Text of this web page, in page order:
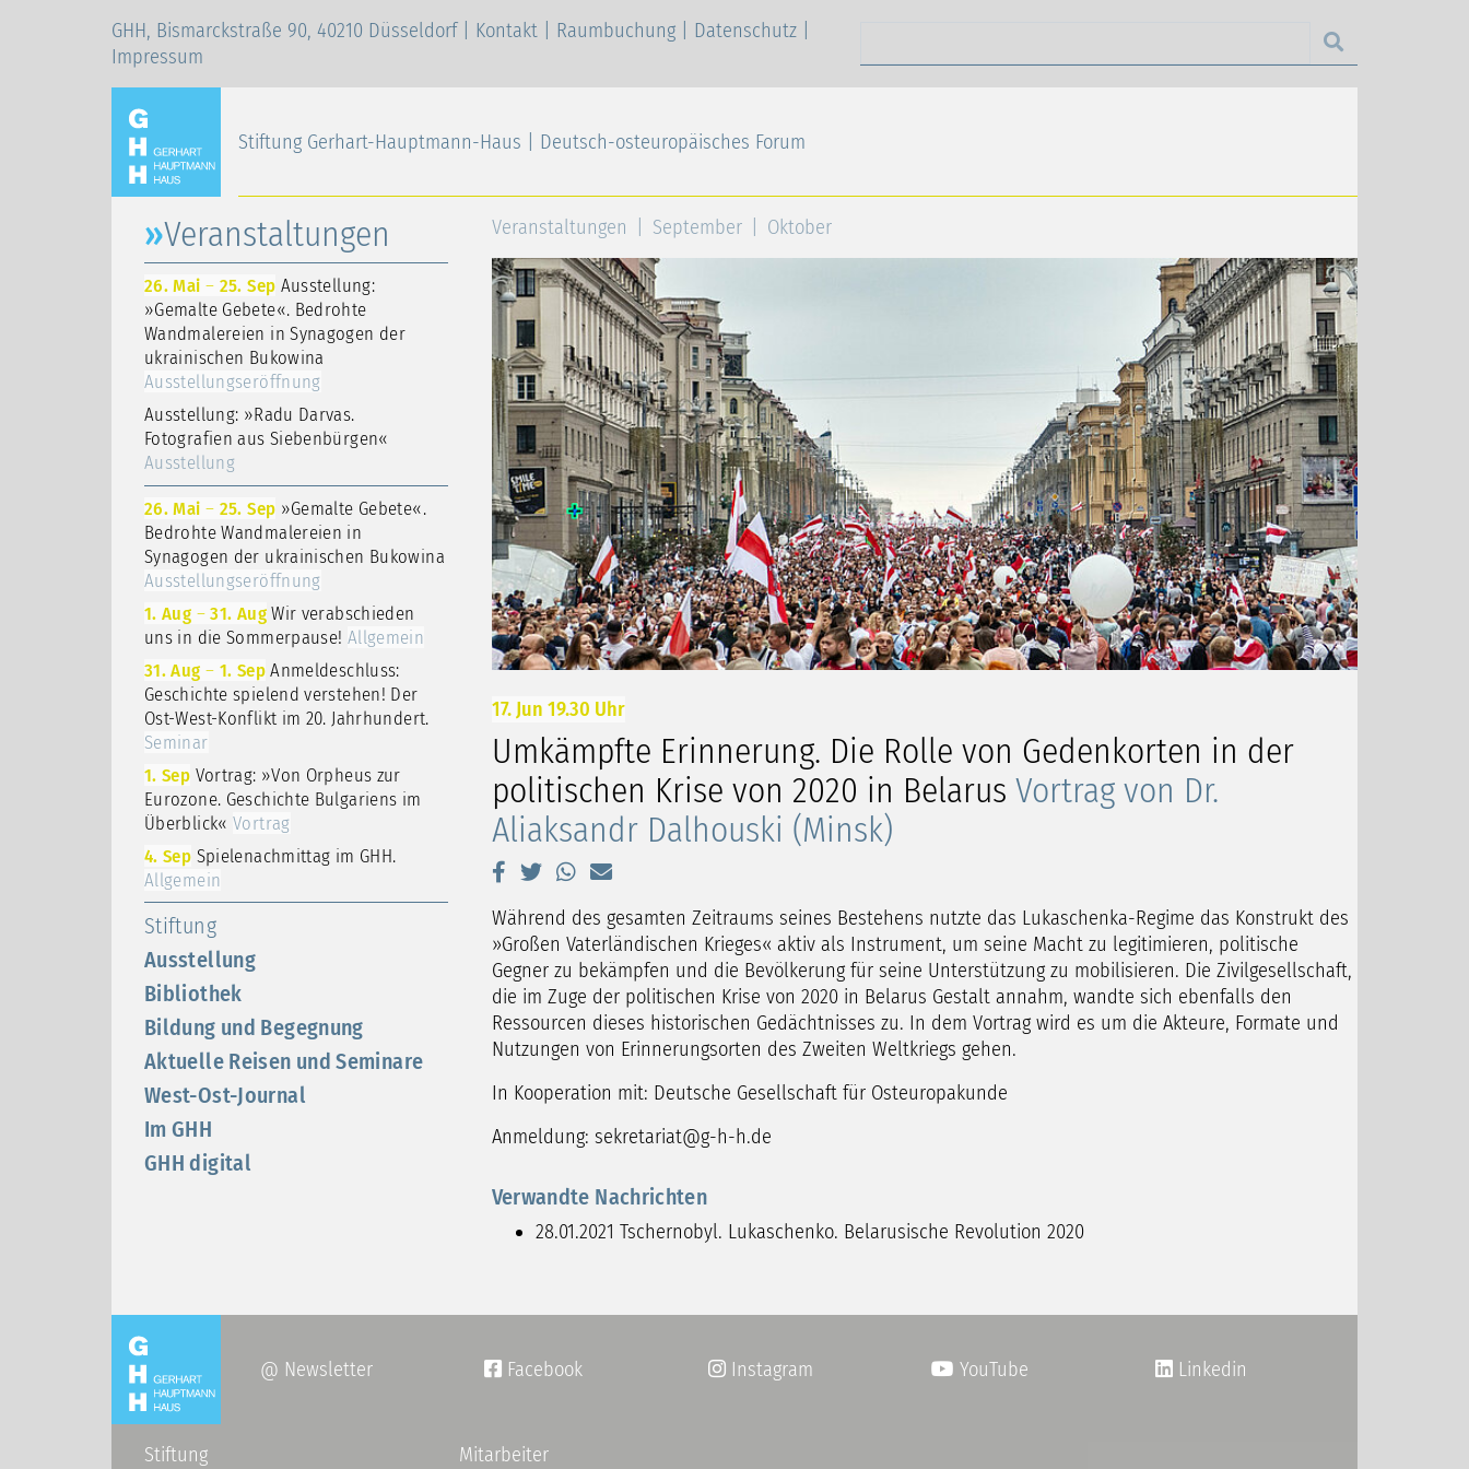
GHH, Bismarckstraße 90, 40210 Düsseldorf | Kontakt Raumbuchung Datenschutz
Impressum
Stiftung Gerhart-Hauptmann-Haus | Deutsch-osteuropäisches Forum
Stiftung
Ausstellung
Bibliothek
Bildung und Begegnung
Aktuelle Reisen und Seminare
West-Ost-Journal
Im GHH
GHH digital
Veranstaltungen
26. Mai – 25. Sep Ausstellung:
»Gemalte Gebete«. Bedrohte
Wandmalereien in Synagogen der
ukrainischen Bukowina
Ausstellungseröffnung
Ausstellung: »Radu Darvas.
Fotografien aus Siebenbürgen«
Ausstellung
26. Mai – 25. Sep »Gemalte Gebete«.
Bedrohte Wandmalereien in
Synagogen der ukrainischen Bukowina
Ausstellungseröffnung
1. Aug –31. AugWir verabschieden
uns in die Sommerpause! Allgemein
31. Aug – 1. SepAnmeldeschluss:
Geschichte spielend verstehen! Der
Ost-West-Konflikt im 20. Jahrhundert.
Seminar
1. Sep Vortrag: »Von Orpheus zur
Eurozone. Geschichte Bulgariens im
Überblick«Vortrag
4. Sep Spielenachmittag im GHH.
Allgemein
Veranstaltungen September Oktober
17. Jun 19.30 Uhr
Umkämpfte Erinnerung. Die Rolle von Gedenkorten in der
politischen Krise von 2020 in Belarus Vortrag von Dr.
Aliaksandr Dalhouski (Minsk)
Während des gesamten Zeitraums seines Bestehens nutzte das Lukaschenka-Regime das Konstrukt des
»Großen Vaterländischen Krieges« aktiv als Instrument, um seine Macht zu legitimieren, politische
Gegner zu bekämpfen und die Bevölkerung für seine Unterstützung zu mobilisieren. Die Zivilgesellschaft,
die im Zuge der politischen Krise von 2020 in Belarus Gestalt annahm, wandte sich ebenfalls den
Ressourcen dieses historischen Gedächtnisses zu. In dem Vortrag wird es um die Akteure, Formate und
Nutzungen von Erinnerungsorten des Zweiten Weltkriegs gehen.
In Kooperation mit: Deutsche Gesellschaft für Osteuropakunde
Anmeldung: sekretariat@g-h-h.de
Verwandte Nachrichten
28.01.2021 Tschernobyl. Lukaschenko. Belarusische Revolution 2020
@ Newsletter  Facebook Instagram YouTube Linkedin
Stiftung Mitarbeiter